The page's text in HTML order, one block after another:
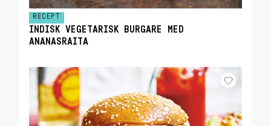
RECEPT
INDISK VEGETARISK BURGARE MED
ANANASRAITA